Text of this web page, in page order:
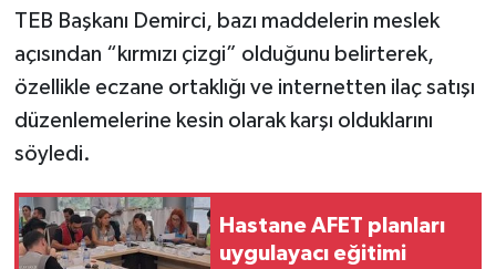
TEB Başkanı Demirci, bazı maddelerin meslek
açısından “kırmızı çizgi” olduğunu belirterek,
özellikle eczane ortaklığı ve internetten ilaç satışı
düzenlemelerine kesin olarak karşı olduklarını
söyledi.
Hastane AFET planları
uygulayacı eğitimi